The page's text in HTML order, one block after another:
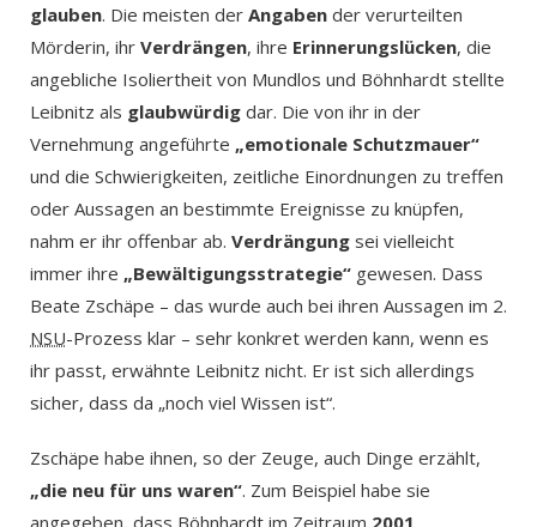
glauben. Die meisten der Angaben der verurteilten
Mörderin, ihr Verdrängen, ihre Erinnerungslücken, die
angebliche Isoliertheit von Mundlos und Böhnhardt stellte
Leibnitz als glaubwürdig dar. Die von ihr in der
Vernehmung angeführte „emotionale Schutzmauer“
und die Schwierigkeiten, zeitliche Einordnungen zu treffen
oder Aussagen an bestimmte Ereignisse zu knüpfen,
nahm er ihr offenbar ab. Verdrängung sei vielleicht
immer ihre „Bewältigungsstrategie“ gewesen. Dass
Beate Zschäpe – das wurde auch bei ihren Aussagen im 2.
NSU-Prozess klar – sehr konkret werden kann, wenn es
ihr passt, erwähnte Leibnitz nicht. Er ist sich allerdings
sicher, dass da „noch viel Wissen ist“.
Zschäpe habe ihnen, so der Zeuge, auch Dinge erzählt,
„die neu für uns waren“. Zum Beispiel habe sie